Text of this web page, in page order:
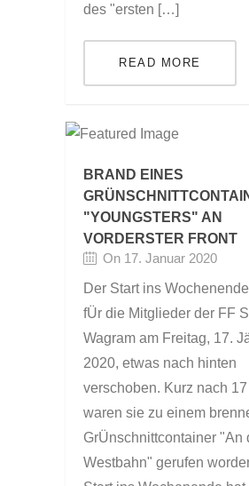
des "ersten […]
READ MORE
BRAND EINES
"YOUNGSTERS" AN
VORDERSTER FRONT
On 17. Januar 2020
Der Start ins
fÜr die Mitglieder der FF
Wagram am Freitag, 17.
2020, etwas nach hinten
verschoben. Kurz nach
waren sie zu einem
GrÜnschnittcontainer "An
Westbahn" gerufen